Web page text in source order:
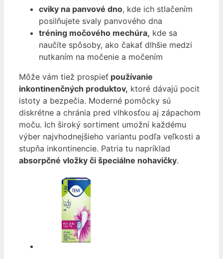
cviky na panvové dno, kde ich stlačením
posilňujete svaly panvového dna
tréning močového mechúra, kde sa
naučíte spôsoby, ako čakať dlhšie medzi
nutkaním na močenie a močením
Môže vám tiež prospieť používanie
inkontinenčných produktov, ktoré dávajú pocit
istoty a bezpečia. Moderné pomôcky sú
diskrétne a chránia pred vlhkosťou aj zápachom
moču. Ich široký sortiment umožní každému
výber najvhodnejšieho variantu podľa veľkosti a
stupňa inkontinencie. Patria tu napríklad
absorpčné vložky či špeciálne nohavičky.